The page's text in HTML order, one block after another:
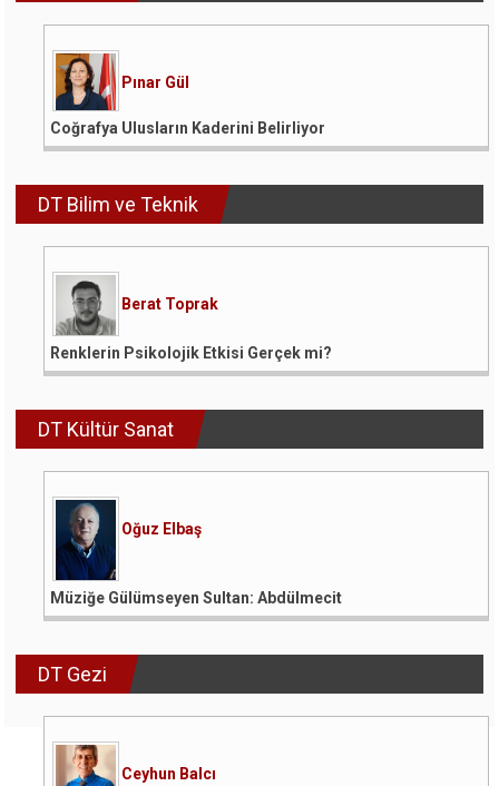
Pınar Gül
Coğrafya Ulusların Kaderini Belirliyor
DT Bilim ve Teknik
Berat Toprak
Renklerin Psikolojik Etkisi Gerçek mi?
DT Kültür Sanat
Oğuz Elbaş
Müziğe Gülümseyen Sultan: Abdülmecit
DT Gezi
Ceyhun Balcı